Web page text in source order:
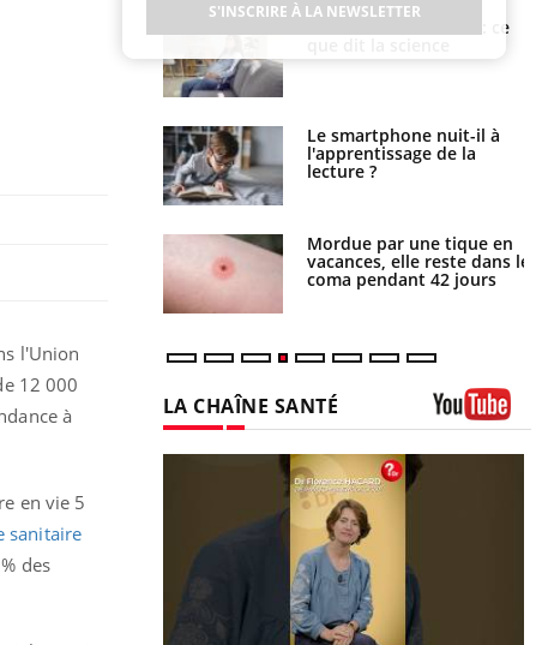
l'Union
12 000
à
en vie 5
sanitaire
des
Grossesse et chaleur : ce
Le smartphone nuit-il à
l'apprentissage de la
lecture ?
Mordue par une tique en
vacances, elle reste dans le
coma pendant 42 jours
LA CHAÎNE SANTÉ
S'INSCRIRE À LA NEWSLETTER